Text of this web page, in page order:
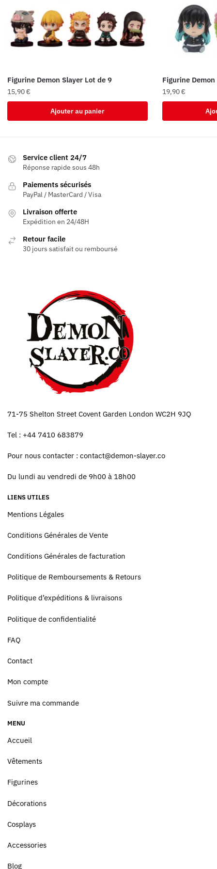
Figurine Demon Slayer Lot de 9
15,90€
Ajouter au panier
Figurine
19,90€
Service client 24/7
Réponse rapide sous 48h
Paiements sécurisés
PayPal / MasterCard / Visa
Livraison offerte
Expédition en 24/48H
Retour facile
30 jours satisfait ou remboursé
71-75 Shelton Street Covent Garden London WC2H 9JQ
Tel : +44 7410 683879
Pour nous contacter : contact@demon-slayer.co
Du lundi au vendredi de 9h00 à 18h00
LIENS UTILES
Mentions Légales
Conditions Générales de Vente
Conditions Générales de facturation
Politique de Remboursements & Retours
Politique d’expéditions & livraisons
Politique de confidentialité
FAQ
Contact
Mon compte
Suivre ma commande
MENU
Accueil
Vêtements
Figurines
Décorations
Cosplays
Accessories
Blog